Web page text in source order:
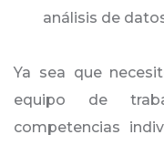
análisis de
Ya sea que
equipo de
competencias